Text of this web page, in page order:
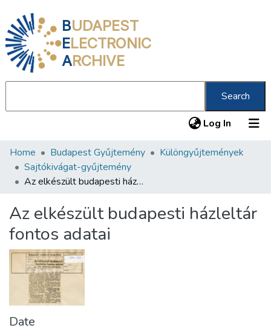
BUDAPEST
ELECTRONIC
ARCHIVE
Search
Log In (current)
Communities & Collections
All of DSpace
About us
Home Budapest Gyűjtemény
Különgyűjtemények
Sajtókivágat-gyűjtemény
Az elkészült budapesti házleltár fontos adatai
Az elkészült budapesti házleltár
fontos adatai
Date